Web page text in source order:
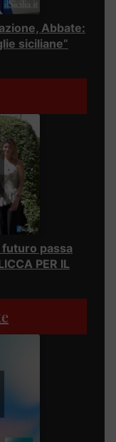
Abbate:
siciliane”
futuro passa
PER IL